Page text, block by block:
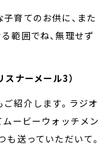
育てのお供に、また
範囲でね、無理せず
スナーメール3）
紹介します。ラジオ
ムービーウォッチメン
も送っていただいて。